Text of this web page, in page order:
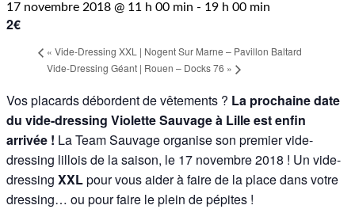
17 novembre 2018 @ 11 h 00 min - 19 h 00 min
2€
« Vide-Dressing XXL | Nogent Sur Marne – Pavillon Baltard
Vide-Dressing Géant | Rouen – Docks 76 »
Vos placards débordent de vêtements ? La prochaine date
du vide-dressing Violette Sauvage à Lille est enfin
arrivée ! La Team Sauvage organise son premier vide-
dressing lillois de la saison, le 17 novembre 2018 ! Un vide-
dressing XXLpour vous aider à faire de la place dans votre
dressing… ou pour faire le plein de pépites !